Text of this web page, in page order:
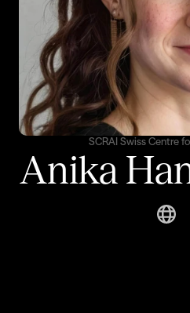
SCRAI Swiss Centre
Anika